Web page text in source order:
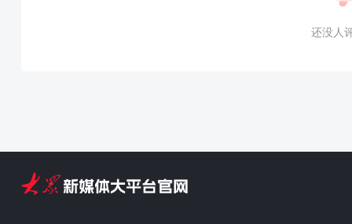
还没人